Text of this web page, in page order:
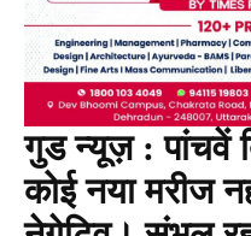
गुड न्यूज़ : पांचवें
कोई नया मरीज